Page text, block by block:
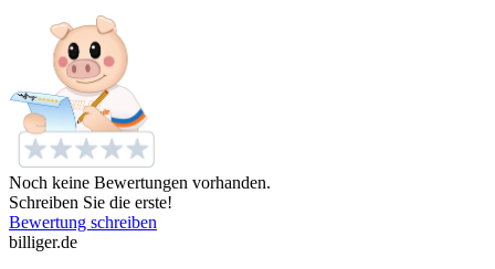
Noch keine Bewertungen vorhanden.
Schreiben Sie die erste!
Bewertung schreiben
billiger.de